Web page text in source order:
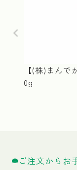
【(株)まん
0g
ご注文からお